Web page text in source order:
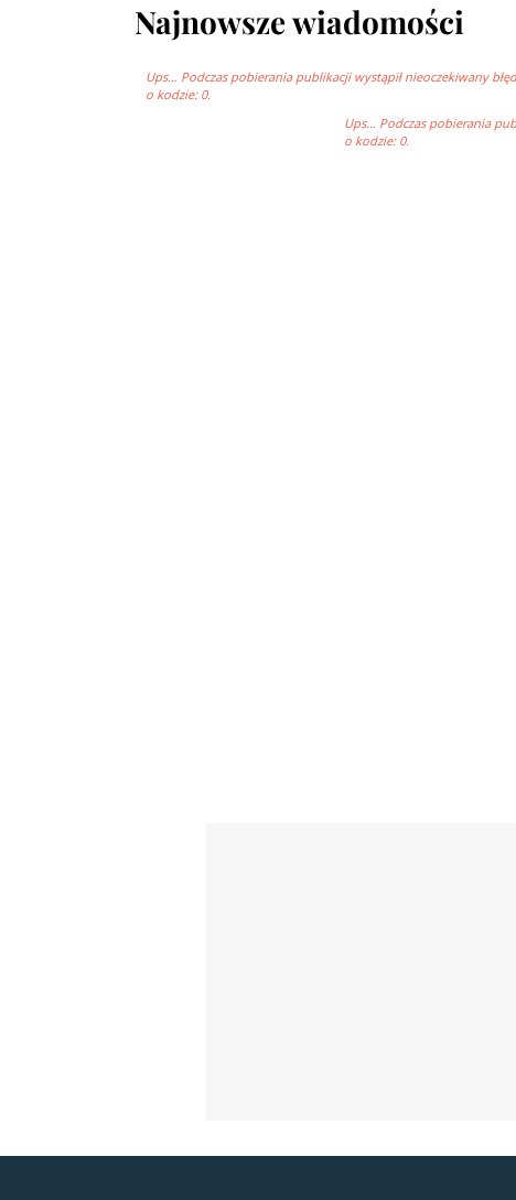
Najnowsze wiadomości
Ups… Podczas pobierania publikacji wystąpił nieoczekiwany błęd
o kodzie: 0.
Ups… Podczas pobierania
o kodzie: 0.